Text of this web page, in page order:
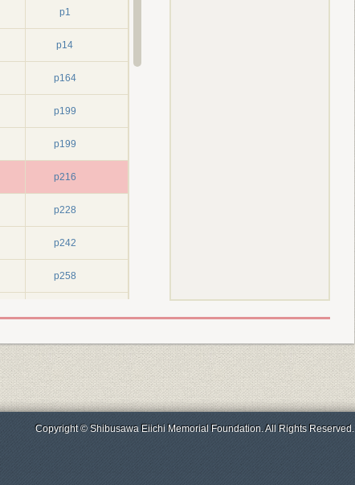
p1
p14
p164
p199
p199
p216
p228
p242
p258
p293
p293
p305
Copyright © Shibusawa Eiichi Memorial Foundation. All Rights Reserved.